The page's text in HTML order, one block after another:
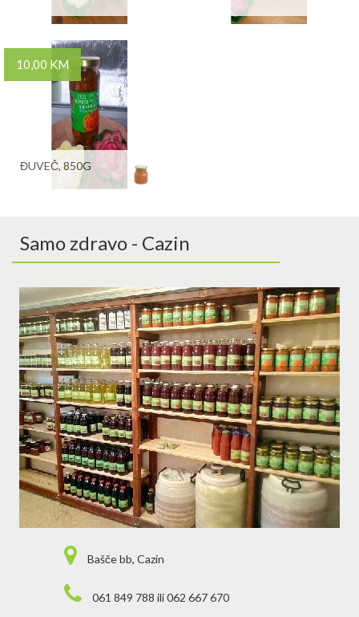
10,00 KM
ĐUVEČ, 850G
Samo zdravo - Cazin
Bašče bb, Cazin
061 849 788 ili 062 667 670